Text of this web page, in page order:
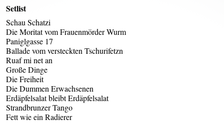
Setlist
Schau Schatzi
Die Moritat vom Frauenmörder Wurm
Paniglgasse 17
Ballade vom versteckten Tschurifetzn
Ruaf mi net an
Große Dinge
Die Freiheit
Die Dummen Erwachsenen
Erdäpfelsalat bleibt Erdäpfelsalat
Strandbrunzer Tango
Fett wie ein Radierer